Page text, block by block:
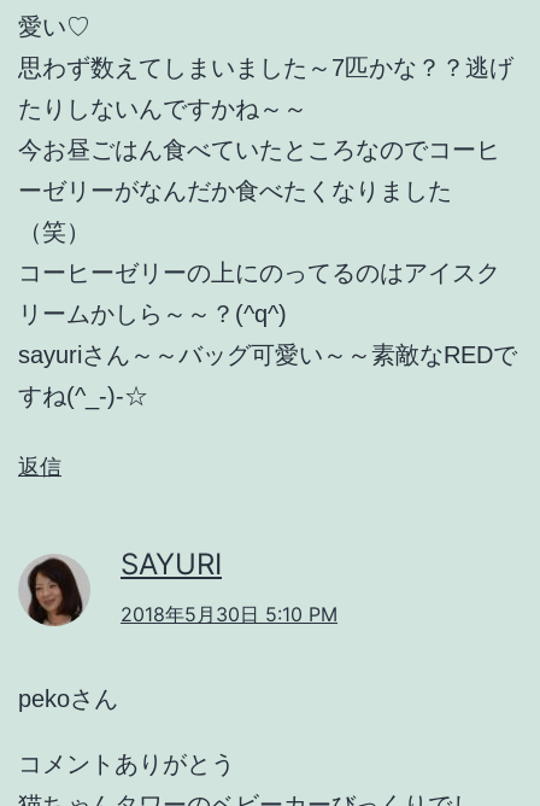
愛い♡
思わず数えてしまいました～7匹かな？？逃げ
たりしないんですかね～～
今お昼ごはん食べていたところなのでコーヒ
ーゼリーがなんだか食べたくなりました
（笑）
コーヒーゼリーの上にのってるのはアイスク
リームかしら～～？(^q^)
sayuriさん～～バッグ可愛い～～素敵なREDで
すね(^_-)-☆
返信
SAYURI
2018年5月30日 5:10 PM
pekoさん
コメントありがとう